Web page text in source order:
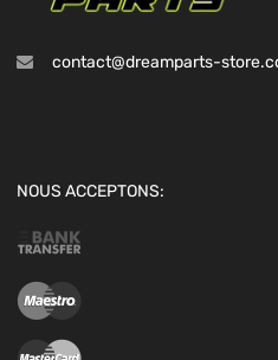
contact@dreamparts-
NOUS ACCEPTONS: